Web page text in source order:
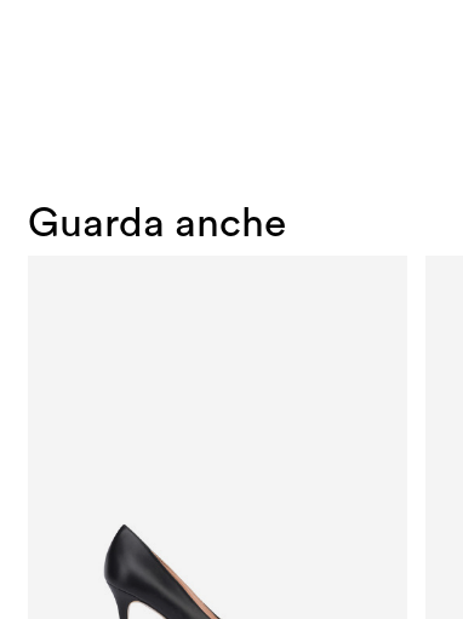
Guarda anche